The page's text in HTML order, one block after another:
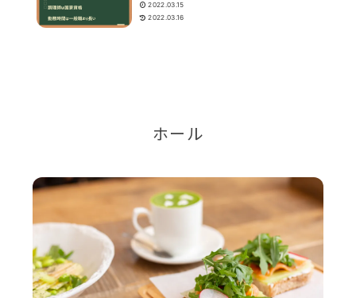
2022.03.15
2022.03.16
ホール